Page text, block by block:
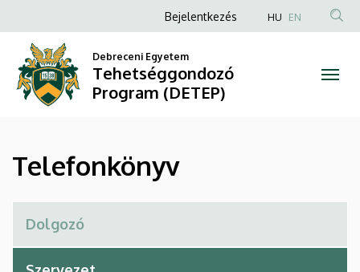
Telefonkönyv
Tehetséggondozó
Program
(DETEP)
a
tartalomra
Anonim
fiók
menüje
Bejelentkezés HU EN
Debreceni Egyetem
Tehetséggondozó
Program (DETEP)
Telefonkönyv